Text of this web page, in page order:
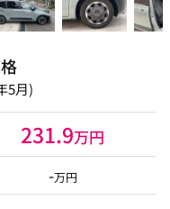
5月)
231.9万円
-万円